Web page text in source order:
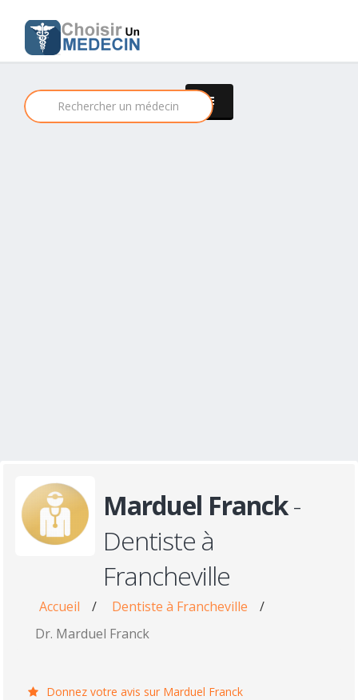
Marduel Franck-
Dentiste à
Francheville
Accueil / Dentiste à Francheville
/
Dr. Marduel Franck
Donnez votre avis sur Marduel Franck